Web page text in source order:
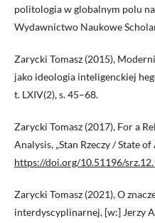
politologia w globalnym polu
Wydawnictwo Naukowe
Zarycki Tomasz (2015),
jako ideologia inteligenckiej
t. LXIV(2), s. 45–68.
Zarycki Tomasz (2017), For a
Analysis, „Stan Rzeczy / State
https://doi.org/10.51196/
Zarycki Tomasz (2021), O
interdyscyplinarnej, [w:] Jerzy